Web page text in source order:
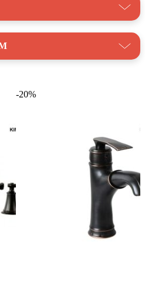
trợ điều chỉnh nước dễ dàng.
Kanly
-20%